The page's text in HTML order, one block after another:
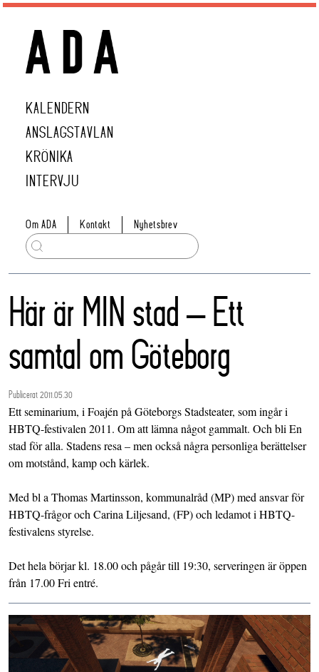
KALENDERN
ANSLAGSTAVLAN
KRÖNIKA
INTERVJU
Om ADA Kontakt Nyhetsbrev
Här är MIN stad – Ett
samtal om Göteborg
Publicerat 2011.05.30
Ett seminarium, i Foajén på Göteborgs Stadsteater, som ingår i
HBTQ-festivalen 2011. Om att lämna något gammalt. Och bli En
stad för alla. Stadens resa – men också några personliga berättelser
om motstånd, kamp och kärlek.
Med bl a Thomas Martinsson, kommunalråd (MP) med ansvar för
HBTQ-frågor och Carina Liljesand, (FP) och ledamot i HBTQ-
festivalens styrelse.
Det hela börjar kl. 18.00 och pågår till 19:30, serveringen är öppen
från 17.00 Fri entré.